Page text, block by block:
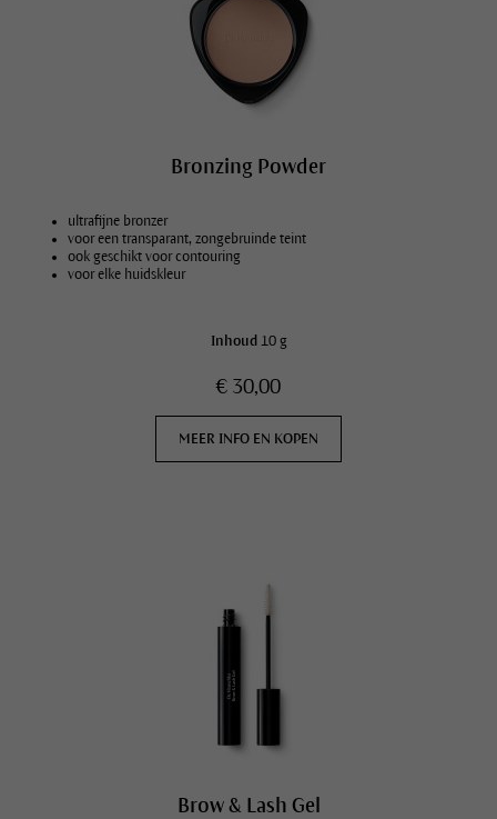
Bronzing Powder
ultrafijne bronzer
voor een transparant, zongebruinde teint
ook geschikt voor contouring
voor elke huidskleur
Inhoud 10 g
€ 30,00
MEER INFO EN KOPEN
Brow & Lash Gel